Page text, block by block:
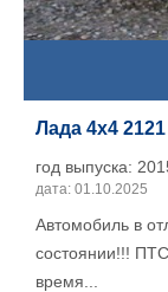
Лада 4x4
год выпуска:
дата: 01.10.2025
Автомобиль в
состоянии!!!
время...